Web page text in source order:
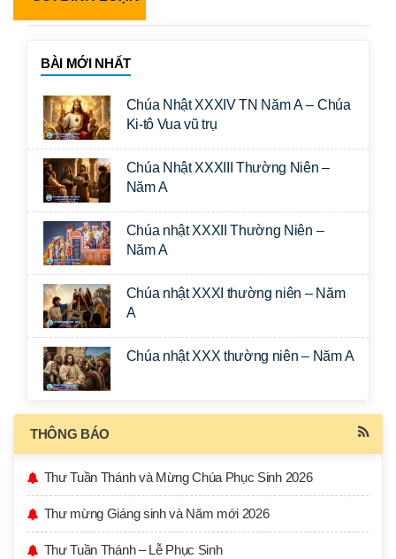
BÀI MỚI NHẤT
Chúa Nhật XXXIV TN Năm A – Chúa
Ki-tô Vua vũ trụ
Chúa Nhật XXXIII Thường Niên –
Năm A
Chúa nhật XXXII Thường Niên –
Năm A
Chúa nhật XXXI thường niên – Năm
A
Chúa nhật XXX thường niên – Năm A
THÔNG BÁO
Thư Tuần Thánh và Mừng Chúa Phục Sinh 2026
Thư mừng Giáng sinh và Năm mới 2026
Thư Tuần Thánh – Lễ Phục Sinh